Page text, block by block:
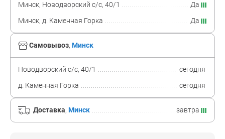
Самовывоз, Минск
Новодворский с/с, 40/1
сегодня
д. Каменная Горка
сегодня
Доставка, Минск завтра
Минск, Новодворский с/с, 40/1
Да
Минск, д. Каменная Горка
Да